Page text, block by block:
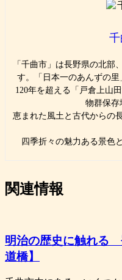
「千曲市」は長野県の北部
す。「日本一のあんずの
120年を超える「戸倉上山
物群保存
恵まれた風土と古代からの
四季折々の魅力ある景色
関連情報
明治の歴史に触れる
道橋】